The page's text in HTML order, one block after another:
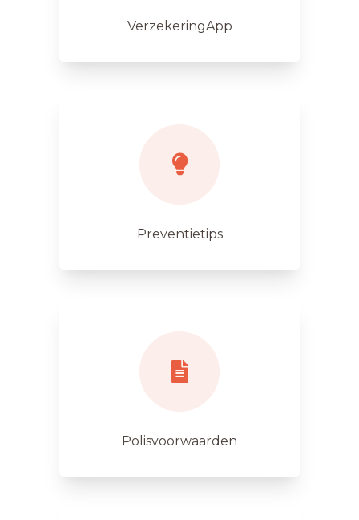
VerzekeringApp
Preventietips
Polisvoorwaarden